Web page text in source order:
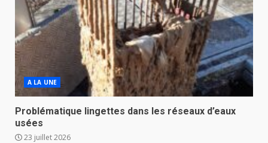
A LA UNE
Problématique lingettes dans les réseaux d’eaux
usées
23 juillet 2026